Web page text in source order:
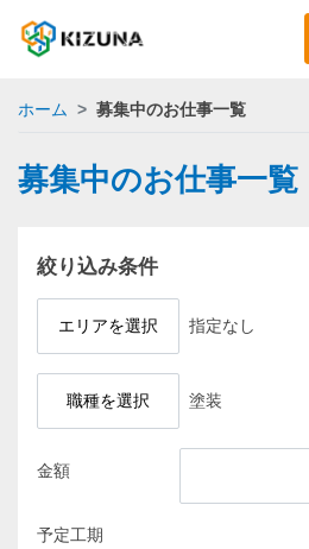
ホーム 募集中のお仕事一覧
募集中のお仕事一覧
絞り込み条件
エリアを選択 指定なし
職種を選択 塗装
金額
予定工期